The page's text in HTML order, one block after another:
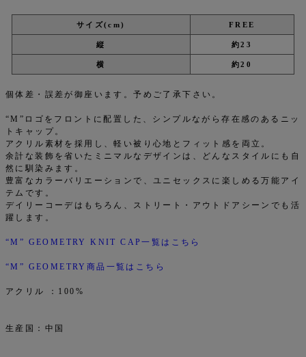
サイズ(cm) FREE
縦 約23
横 約20
個体差・誤差が御座います。予めご了承下さい。
“M”ロゴをフロントに配置した、シンプルながら存在感のあるニッ
トキャップ。
アクリル素材を採用し、軽い被り心地とフィット感を両立。
余計な装飾を省いたミニマルなデザインは、どんなスタイルにも自
然に馴染みます。
豊富なカラーバリエーションで、ユニセックスに楽しめる万能アイ
テムです。
デイリーコーデはもちろん、ストリート・アウトドアシーンでも活
躍します。
“M” GEOMETRY KNIT CAP一覧はこちら
“M” GEOMETRY商品一覧はこちら
アクリル ：100%
生産国：中国